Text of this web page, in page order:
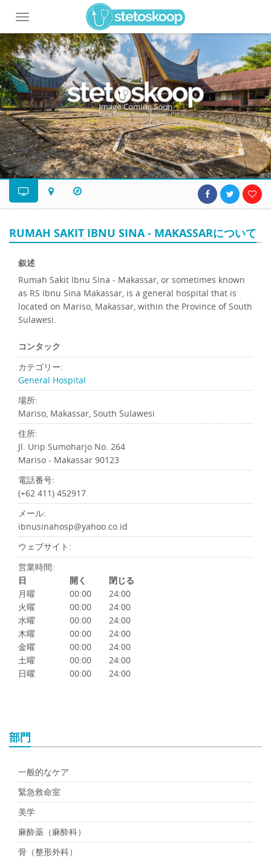
Toggle
navigation
RUMAH SAKIT IBNU SINA - MAKASSARについて
叙述
Rumah Sakit Ibnu Sina - Makassar, or sometimes known
as RS Ibnu Sina Makassar, is a general hospital that is
located on Mariso, Makassar, within the Province of South
Sulawesi.
コンタック
カテゴリー:
General Hospital
場所:
Mariso, Makassar, South Sulawesi
住所:
Jl. Urip Sumoharjo No. 264
Mariso - Makassar 90123
電話番号:
(+62 411) 452917
メール:
ibnusinahosp@yahoo.co.id
ウェブサイト:
営業時間:
日
開く
閉じる
月曜
00:00
24:00
火曜
00:00
24:00
水曜
00:00
24:00
木曜
00:00
24:00
金曜
00:00
24:00
土曜
00:00
24:00
日曜
00:00 24:00
部門
一般的なケア
緊急救命室
美学
麻酔薬（麻酔科）
骨（整形外科）